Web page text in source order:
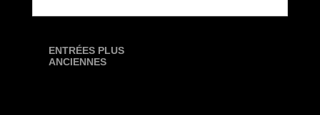
ENTRÉES PLUS
ANCIENNES